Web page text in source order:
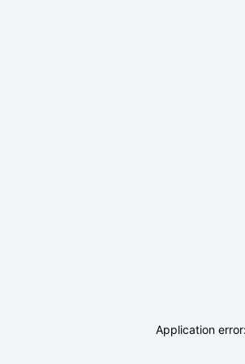
Application